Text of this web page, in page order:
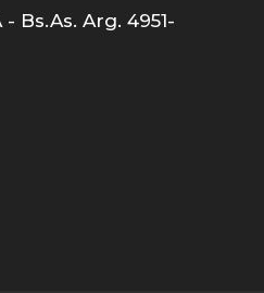
Bs.As. Arg. 4951-